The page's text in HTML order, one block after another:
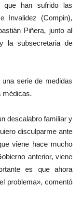
que han sufrido las
Invalidez (Compin),
Piñera, junto al
la subsecretaria de
serie de medidas
médicas.
descalabro familiar y
disculparme ante
viene hace mucho
anterior, viene
es que ahora
problema», comentó